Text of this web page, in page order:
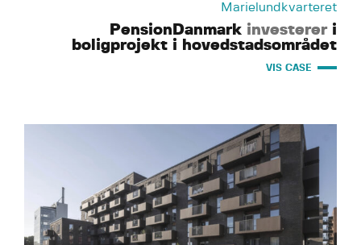
Marielundkvarteret
PensionDanmark investereri
boligprojekt i hovedstadsområdet
VIS CASE